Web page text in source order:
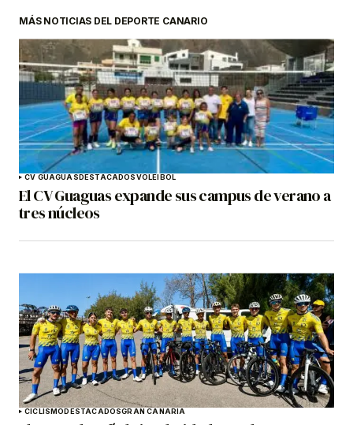
MÁS NOTICIAS DEL DEPORTE CANARIO
CV GUAGUAS DESTACADOSVOLEIBOL
El CV Guaguas expande sus campus de verano a
tres núcleos
CICLISMO DESTACADOSGRAN CANARIA